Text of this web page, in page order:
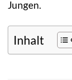
Jungen.
Inhalt